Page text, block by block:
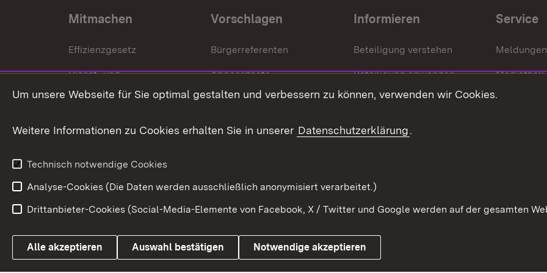
Mitmachen
Effizienzgesetz
Dienst- und
Versorgungsbezüge
Weitere
Vorschlagen
Bürgerreferenten
Abgeordnete
Bürgerbeauftragte
Informieren
Beteiligung verstehen
Beteiligung anwenden
Beteiligung stärken
Service
Meldungen
Mediathek
Link zum Landesportal
Impressum Kontakt
Um unsere Webseite für Sie optimal gestalten und verbessern zu können, verwenden wir Cookies.
Weitere Informationen zu Cookies erhalten Sie in unserer Datenschutzerklärung.
Technisch notwendige Cookies
Analyse-Cookies (Die Daten werden ausschließlich anonymisiert verarbeitet.)
Drittanbieter-Cookies (Social-Media-Elemente von Facebook, X / Twitter und Google werden auf der gesamten
Alle akzeptieren Auswahl bestätigen Notwendige akzeptieren